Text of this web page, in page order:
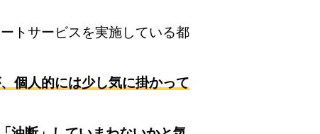
トサービスを実施している都
個人的には少し気に掛かって